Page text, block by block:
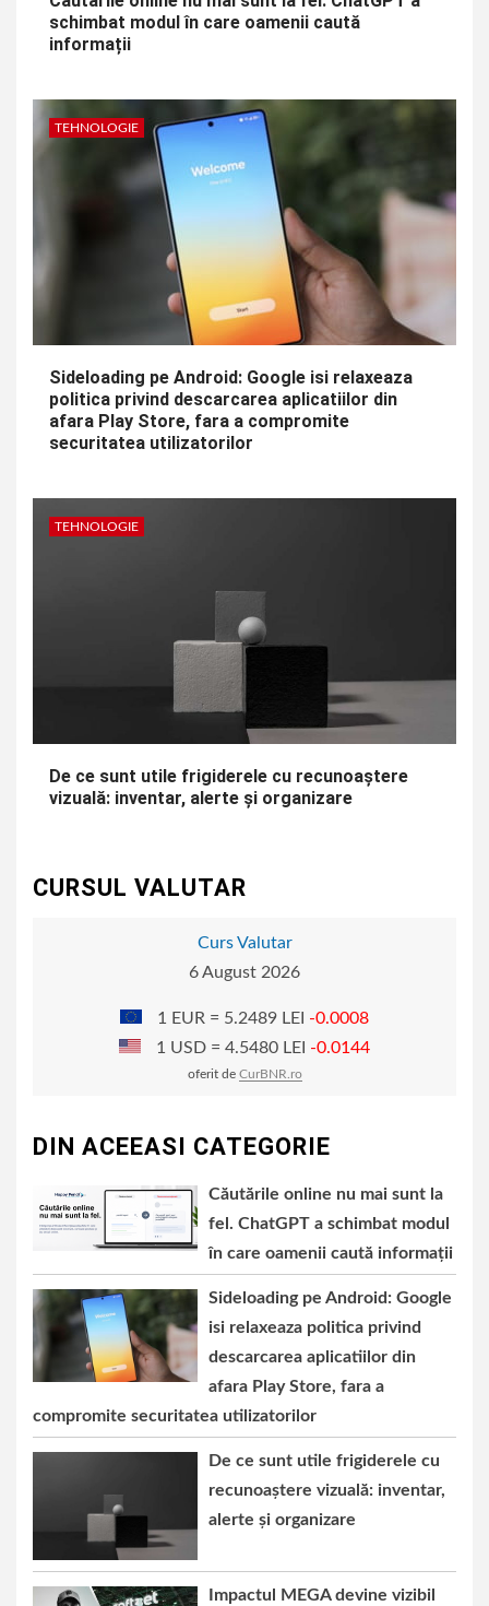
schimbat modul în care oamenii caută
informații
TEHNOLOGIE
Sideloading pe Android: Google isi relaxeaza
politica privind descarcarea aplicatiilor din
afara Play Store, fara a compromite
securitatea utilizatorilor
TEHNOLOGIE
De ce sunt utile frigiderele cu recunoaștere
vizuală: inventar, alerte și organizare
CURSUL VALUTAR
Curs Valutar
6 August 2026
1 EUR = 5.2489 LEI -0.0008
1 USD = 4.5480 LEI -0.0144
oferit de CurBNR.ro
DIN ACEEASI CATEGORIE
Căutările online nu mai sunt la
fel. ChatGPT a schimbat modul
în care oamenii caută informații
Sideloading pe Android: Google
isi relaxeaza politica privind
descarcarea aplicatiilor din
afara Play Store, fara a
compromite securitatea utilizatorilor
De ce sunt utile frigiderele cu
recunoaștere vizuală: inventar,
alerte și organizare
Impactul MEGA devine vizibil